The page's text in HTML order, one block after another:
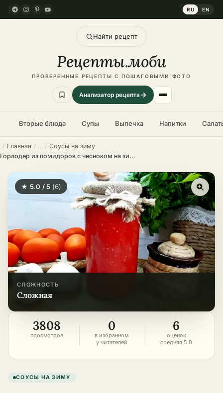
RU EN
Найти рецепт
Рецепты.моби
ПРОВЕРЕННЫЕ РЕЦЕПТЫ С ПОШАГОВЫМИ ФОТО
Анализатор рецепта
Вторые блюда Супы Выпечка Напитки
Главная
Соусы на зиму
Горлодер из помидоров с чесноком на зиму – пошаговый рецепт
★ 5.0 / 5 (6)
СЛОЖНОСТЬ
сложная
3808
просмотров
0
в избранном
у читателей
6
оценок
средняя 5.0
СОУСЫ НА ЗИМУ